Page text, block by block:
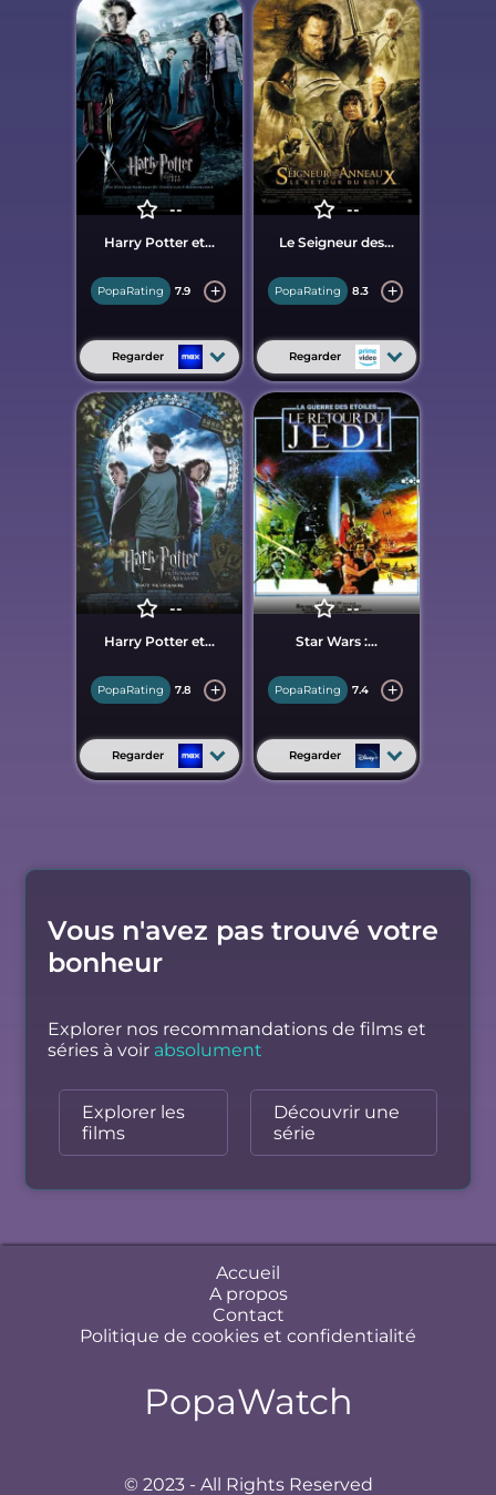
--
Harry Potter et...
PopaRating 7.9
Regarder
--
Le Seigneur des...
PopaRating 8.3
Regarder
--
Harry Potter et...
PopaRating 7.8
Regarder
--
Star Wars :...
PopaRating 7.4
Regarder
Vous n'avez pas trouvé votre
bonheur
Explorer nos recommandations de films et
séries à voir absolument
Explorer les
films
Découvrir une
série
Accueil
A propos
Contact
Politique de cookies et confidentialité
PopaWatch
© 2023 - All Rights Reserved